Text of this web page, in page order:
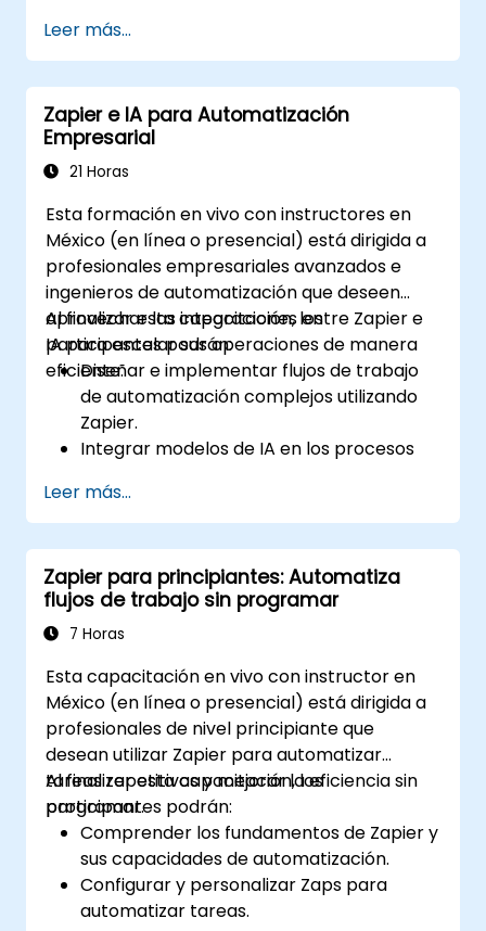
Leer más...
Zapier e IA para Automatización
Empresarial
21 Horas
Esta formación en vivo con instructores en
México (en línea o presencial) está dirigida a
profesionales empresariales avanzados e
ingenieros de automatización que deseen
aprovechar las integraciones entre Zapier e
IA para escalar sus operaciones de manera
eficiente.
Al finalizar esta capacitación, los
participantes podrán:
Diseñar e implementar flujos de trabajo
de automatización complejos utilizando
Zapier.
Integrar modelos de IA en los procesos
predictiva.
Optimizar las operaciones automatizando
tareas entre múltiples plataformas.
Supervisar y solucionar problemas en los
flujos de trabajo automatizados para
mejorarlos continuamente.
Leer más...
Zapier para principiantes: Automatiza
flujos de trabajo sin programar
7 Horas
Esta capacitación en vivo con instructor en
México (en línea o presencial) está dirigida a
profesionales de nivel principiante que
desean utilizar Zapier para automatizar
tareas repetitivas y mejorar la eficiencia sin
programar.
Al finalizar esta capacitación, los
participantes podrán:
Comprender los fundamentos de Zapier y
sus capacidades de automatización.
Configurar y personalizar Zaps para
automatizar tareas.